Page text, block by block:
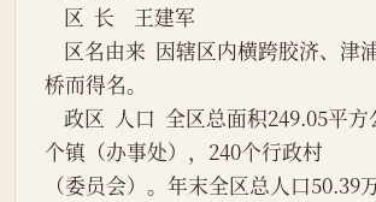
    区  长    王建军
桥而得名。
个镇（办事处），240个行政村
（委员会）。年末全区总人口50.39